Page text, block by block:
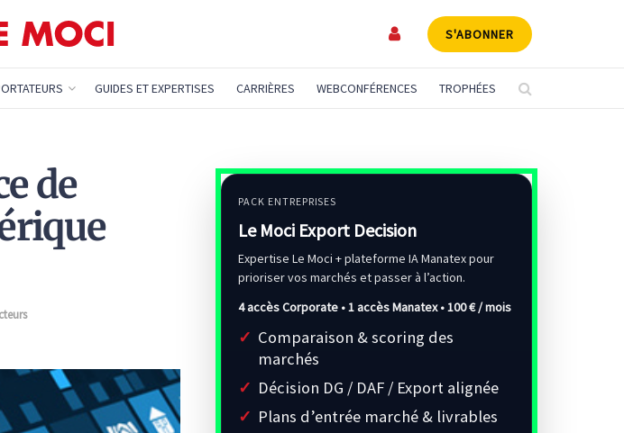
S'ABONNER
GUIDES ET EXPERTISES CARRIÈRES WEBCONFÉRENCES TROPHÉES
de
PACK ENTREPRISES
Le Moci Export Decision
Expertise Le Moci + plateforme IA Manatex pour
prioriser vos marchés et passer à l’action.
4 accès Corporate • 1 accès Manatex •100 € / mois
Comparaison & scoring des
marchés
Décision DG / DAF / Export alignée
Plans d’entrée marché & livrables